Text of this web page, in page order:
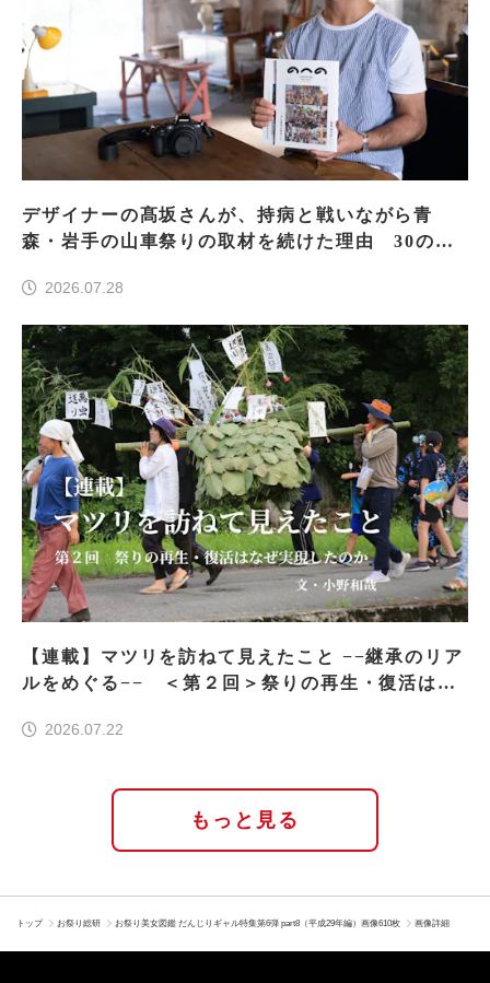
デザイナーの髙坂さんが、持病と戦いながら青
森・岩手の山車祭りの取材を続けた理由 30の山
2026.07.28
【連載】マツリを訪ねて見えたこと −−継承のリア
ルをめぐる−− ＜第２回＞祭りの再生・復活はな
2026.07.22
もっと見る
トップ お祭り総研 お祭り美女図鑑 だんじりギャル特集第6弾 part8（平成29年編）画像610枚 画像詳細